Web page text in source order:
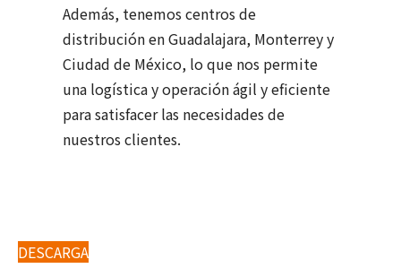
Además, tenemos centros de
distribución en Guadalajara, Monterrey y
Ciudad de México, lo que nos permite
una logística y operación ágil y eficiente
para satisfacer las necesidades de
nuestros clientes.
DESCARGA